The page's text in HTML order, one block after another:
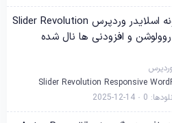
دانلود افزونه اسلایدر وردپرس Slider Revolution
Slider Revolution Responsive
0
2025-12-14